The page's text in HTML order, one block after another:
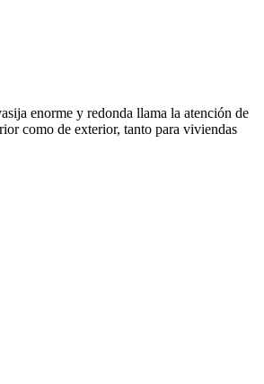
enorme y redonda llama la atención de
como de exterior, tanto para viviendas